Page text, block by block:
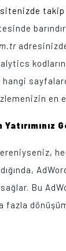
hangi
en
Bu
fazla